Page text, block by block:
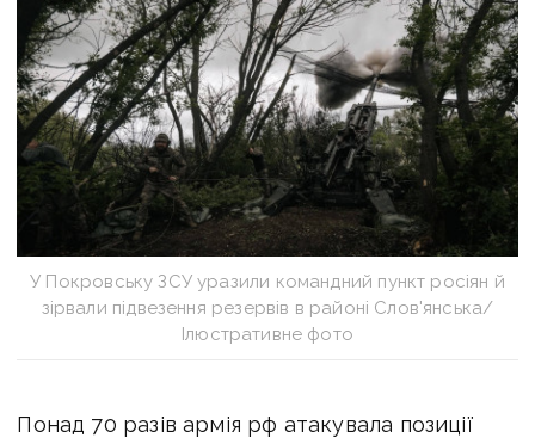
У Покровську ЗСУ уразили командний пункт росіян й
зірвали підвезення резервів в районі Слов'янська/
Ілюстративне фото
Понад 70 разів армія рф атакувала позиції